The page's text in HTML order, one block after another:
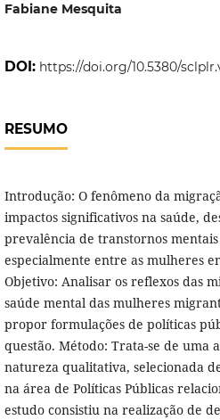
Fabiane Mesquita
DOI: https://doi.org/10.5380/
RESUMO
Introdução: O fenômeno da
impactos significativos na saúde,
prevalência de transtornos
especialmente entre as mulheres
Objetivo: Analisar os reflexos das
saúde mental das mulheres
propor formulações de políticas
questão. Método: Trata-se de uma
natureza qualitativa, selecionada
na área de Políticas Públicas
estudo consistiu na realização de